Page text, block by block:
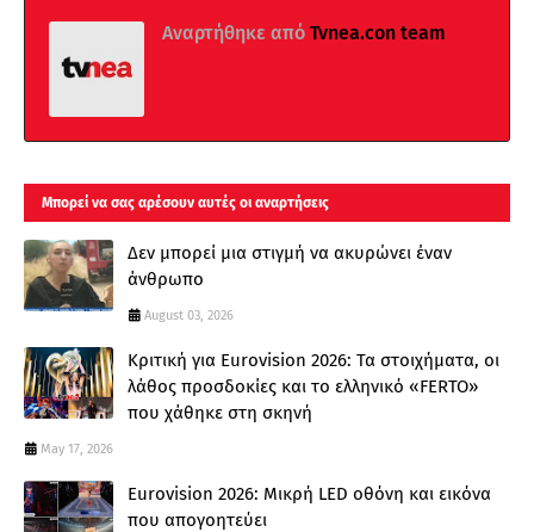
Αναρτήθηκε από Tvnea.con team
Μπορεί να σας αρέσουν αυτές οι αναρτήσεις
Δεν μπορεί μια στιγμή να ακυρώνει έναν
άνθρωπο
August 03, 2026
Κριτική για Eurovision 2026: Τα στοιχήματα, οι
λάθος προσδοκίες και το ελληνικό «FERTO»
που χάθηκε στη σκηνή
May 17, 2026
Eurovision 2026: Μικρή LED οθόνη και εικόνα
που απογοητεύει